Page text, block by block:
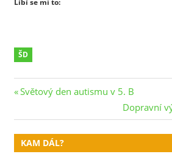
ŠD
Navigace
pro
příspěvek
Previous
Světový den autismu v 5. B
Next
Post:
Dopravní
KAM DÁL?